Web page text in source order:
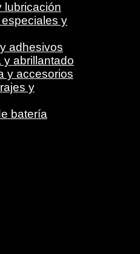
lubricación
y
adhesivos
y abrillantado
y accesorios
y
batería